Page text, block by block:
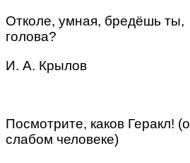
Отколе, умная, бредёшь ты,
голова?
И. А. Крылов
Посмотрите, каков Геракл! (о
слабом человеке)